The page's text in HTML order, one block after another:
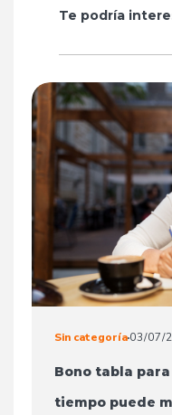
Te podría
Sin categoría03/07/
Bono tabla
tiempo puede